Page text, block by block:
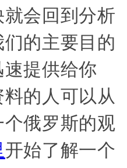
会回到分析
的主要目的
提供给你
的人可以从
俄罗斯的观
开始了解一个